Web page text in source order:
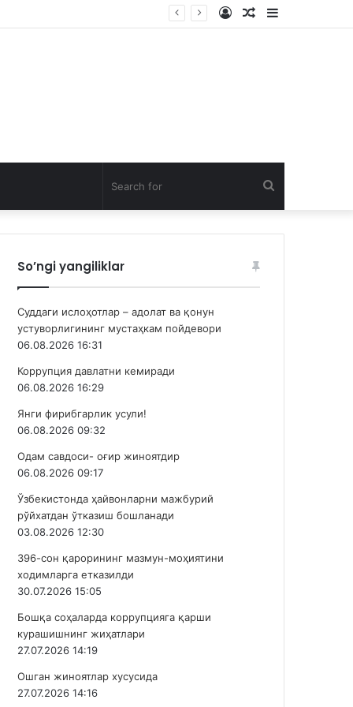
Sidebar
Random
Log
for
So’ngi yangiliklar
Суддаги ислоҳотлар – адолат ва қонун
устуворлигининг мустаҳкам пойдевори
06.08.2026 16:31
Коррупция давлатни кемиради
06.08.2026 16:29
Янги фирибгарлик усули!
06.08.2026 09:32
Одам савдоси- оғир жиноятдир
06.08.2026 09:17
Ўзбекистонда ҳайвонларни мажбурий
рўйхатдан ўтказиш бошланади
03.08.2026 12:30
396-сон қарорининг мазмун-моҳиятини
ходимларга етказилди
30.07.2026 15:05
Бошқа соҳаларда коррупцияга қарши
курашишнинг жиҳатлари
27.07.2026 14:19
Ошган жиноятлар хусусида
27.07.2026 14:16